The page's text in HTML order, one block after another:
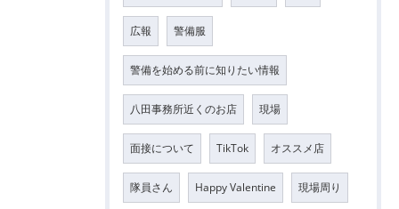
広報 警備服
警備を始める前に知りたい情報
八田事務所近くのお店 現場
面接について TikTok オススメ店
隊員さん Happy Valentine 現場周り